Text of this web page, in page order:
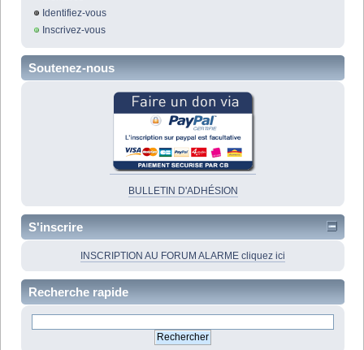
Identifiez-vous
Inscrivez-vous
Soutenez-nous
BULLETIN D'ADHÉSION
S'inscrire
INSCRIPTION AU FORUM ALARME cliquez ici
Recherche rapide